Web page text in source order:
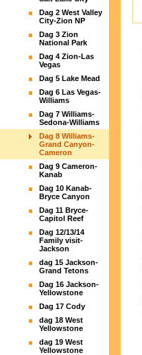
Dag 2 West Valley
City-Zion NP
Dag 3 Zion
National Park
Dag 4 Zion-Las
Vegas
Dag 5 Lake Mead
Dag 6 Las Vegas-
Williams
Dag 7 Williams-
Sedona-Williams
Dag 8 Williams-
Grand Canyon-
Cameron
Dag 9 Cameron-
Kanab
Dag 10 Kanab-
Bryce Canyon
Dag 11 Bryce-
Capitol Reef
Dag 12/13/14
Family visit-
Jackson
dag 15 Jackson-
Grand Tetons
Dag 16 Jackson-
Yellowstone
Dag 17 Cody
dag 18 West
Yellowstone
dag 19 West
Yellowstone